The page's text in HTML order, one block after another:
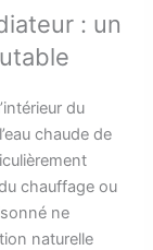
: un
du
chaude de
chauffage ou
ne
naturelle